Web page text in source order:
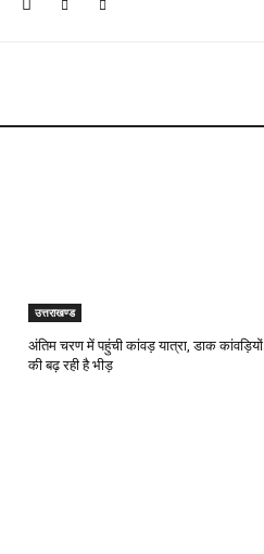
उत्तराखण्ड
अंतिम चरण में पहुंची कांवड़ यात्रा, डाक कांवड़ियों
की बढ़ रही है भीड़